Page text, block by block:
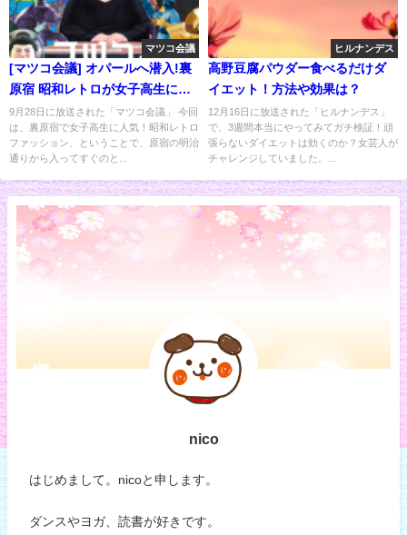
マツコ会議
[マツコ会議] オパールへ潜入!裏
原宿 昭和レトロが女子高生に大
人気
9月28日に放送された「マツコ会議」 今回
は、裏原宿で女子高生に人気！昭和レトロ
ファッション、ということで、原宿の明治
通りから入ってすぐのと...
ヒルナンデス
高野豆腐パウダー食べるだけダ
イエット！方法や効果は？
12月16日に放送された「ヒルナンデス」
で、3週間本当にやってみてガチ検証！頑
張らないダイエットは効くのか？女芸人が
チャレンジしていました。...
nico
はじめまして。nicoと申します。
ダンスやヨガ、読書が好きです。